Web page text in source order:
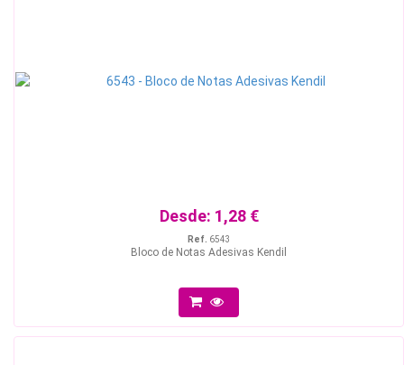
Desde: 1,28 €
Ref. 6543
Bloco de Notas Adesivas Kendil